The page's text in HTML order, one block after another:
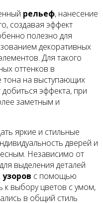
рельеф, нанесение
создавая эффект
полезно для
декоративных
Для такого
оттенков в
тона на выступающих
эффекта, при
заметным и
яркие и стильные
дверей и
Независимо от
выделения деталей
узоров с помощью
к выбору цветов с умом,
в общий стиль